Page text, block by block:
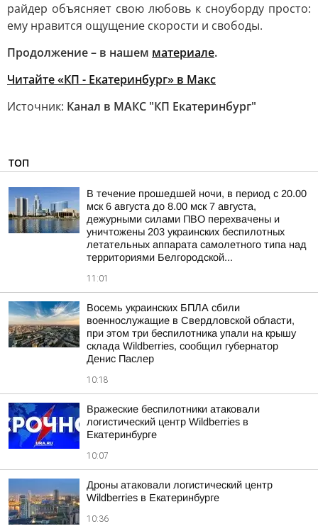
райдер объясняет свою любовь к сноуборду просто:
ему нравится ощущение скорости и свободы.
Продолжение – в нашем материале.
Читайте «КП - Екатеринбург» в Mакс
Источник: Канал в МАКС "КП Екатеринбург"
ТОП
В течение прошедшей ночи, в период с 20.00
мск 6 августа до 8.00 мск 7 августа,
дежурными силами ПВО перехвачены и
уничтожены 203 украинских беспилотных
летательных аппарата самолетного типа над
территориями Белгородской...
11:01
Восемь украинских БПЛА сбили
военнослужащие в Свердловской области,
при этом три беспилотника упали на крышу
склада Wildberries, сообщил губернатор
Денис Паслер
10:18
Вражеские беспилотники атаковали
логистический центр Wildberries в
Екатеринбурге
10:07
Дроны атаковали логистический центр
Wildberries в Екатеринбурге
10:36